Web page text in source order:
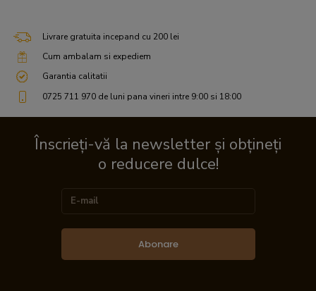
Livrare gratuita incepand cu 200 lei
Cum ambalam si expediem
Garantia calitatii
0725 711 970 de luni pana vineri intre 9:00 si 18:00
Înscrieți-vă la newsletter și obțineți
o reducere dulce!
Abonare